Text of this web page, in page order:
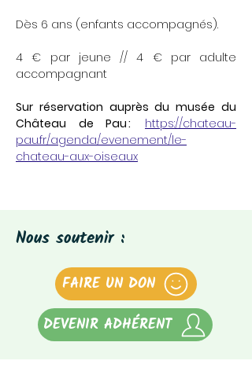
Dès 6 ans (enfants accompagnés).
4 € par jeune // 4 € par adulte
accompagnant
Sur réservation auprès du musée du
Château de Pau : https://chateau-
pau.fr/agenda/evenement/le-
chateau-aux-oiseaux
Nous soutenir :
FAIRE UN DON
DEVENIR ADHÉRENT